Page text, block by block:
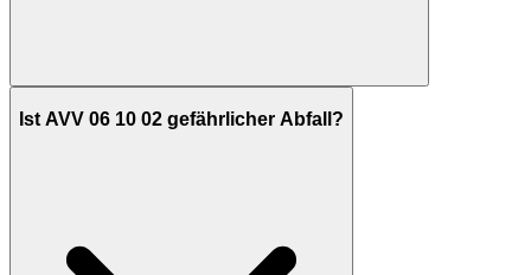
Ist AVV 06 10 02 gefährlicher Abfall?